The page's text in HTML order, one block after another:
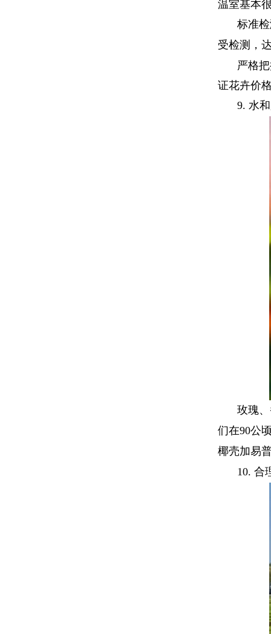
温室基本
标准
受检测，
严格
证花卉价
9. 水
玫瑰
们在90公
椰壳加易
10. 合